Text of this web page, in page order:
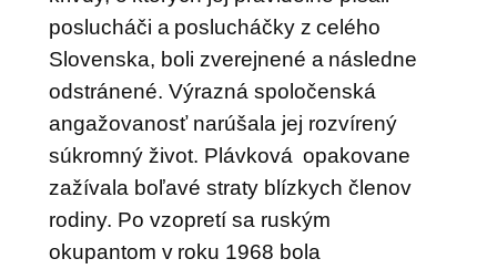
poslucháči a poslucháčky z celého
Slovenska, boli zverejnené a následne
odstránené. Výrazná spoločenská
angažovanosť narúšala jej rozvírený
súkromný život. Plávková opakovane
zažívala boľavé straty blízkych členov
rodiny. Po vzopretí sa ruským
okupantom v roku 1968 bola